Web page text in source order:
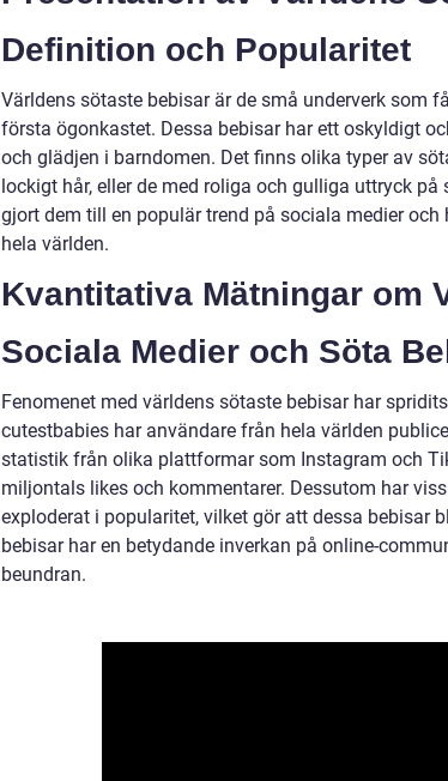
Definition och Popularitet
Världens sötaste bebisar är de små underverk som
första ögonkastet. Dessa bebisar har ett oskyldigt
och glädjen i barndomen. Det finns olika typer av
lockigt hår, eller de med roliga och gulliga uttryck
gjort dem till en populär trend på sociala medier
hela världen.
Kvantitativa Mätningar om
Sociala Medier och Söta
Fenomenet med världens sötaste bebisar har
cutestbabies har användare från hela världen
statistik från olika plattformar som Instagram och
miljontals likes och kommentarer. Dessutom har
exploderat i popularitet, vilket gör att dessa bebisar
bebisar har en betydande inverkan på online-
beundran.